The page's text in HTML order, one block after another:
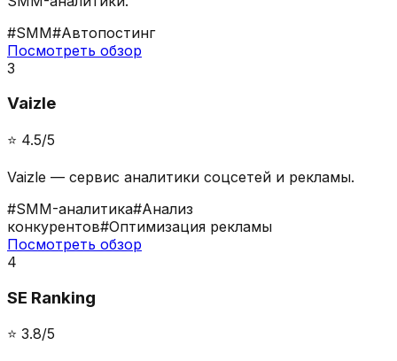
#SMM#Автопостинг
Посмотреть обзор
3
Vaizle
⭐️ 4.5/5
Vaizle — сервис аналитики соцсетей и рекламы.
#SMM-аналитика#Анализ
конкурентов#Оптимизация рекламы
Посмотреть обзор
4
SE Ranking
⭐️ 3.8/5